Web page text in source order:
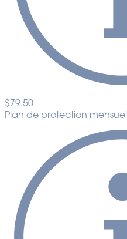
$79.50
Plan de protection mensuel